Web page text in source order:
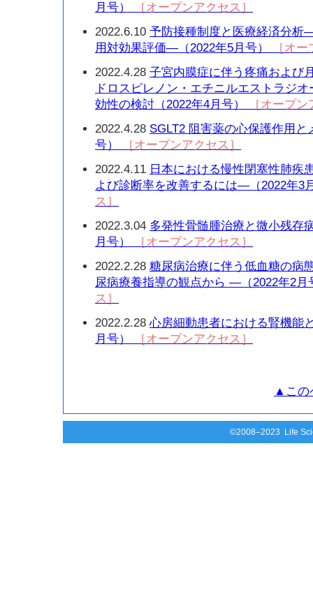
月号）
［オープンアクセス］
2022.6.10 予防接種制度と医療経済分析
用対効果評価—（2022年5月号）
［オ
2022.4.28 子宮内膜症に伴う疼痛および
ドロスピレノン・エチニルエストラジ
効性の検討（2022年4月号）
［オープ
2022.4.28 SGLT2 阻害薬の心保護作用と
号）
［オープンアクセス］
2022.4.11 日本における慢性閉塞性肺疾
よび診断率を改善するには—（2022年3
ス］
2022.3.04 多発性骨髄腫治療と微小残存
月号）
［オープンアクセス］
2022.2.28 糖尿病治療に伴う低血糖の病
尿病療養指導の観点から —（2022年2
ス］
2022.2.28心房細動患者における腎機能
月号）
［オープンアクセス］
▲この
©2008–2023 Life